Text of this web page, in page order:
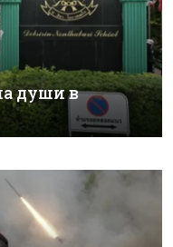
души в